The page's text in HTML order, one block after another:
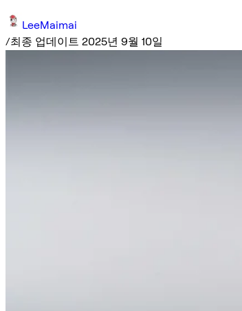
LeeMaimai
/최종 업데이트 2025년 9월 10일